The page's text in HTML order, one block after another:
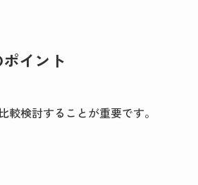
イント
検討することが重要です。